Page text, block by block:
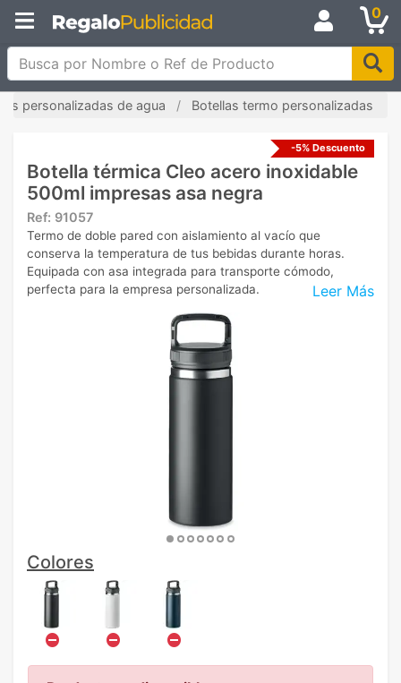
0
Busca por Nombre o Ref de Producto
personalizadas de agua Botellas termo personalizadas
-5% Descuento
Botella térmica Cleo acero inoxidable
500ml impresas asa negra
Ref: 91057
Leer Más
Termo de doble pared con aislamiento al vacío que
conserva la temperatura de tus bebidas durante horas.
Equipada con asa integrada para transporte cómodo,
perfecta para la empresa personalizada.
Colores